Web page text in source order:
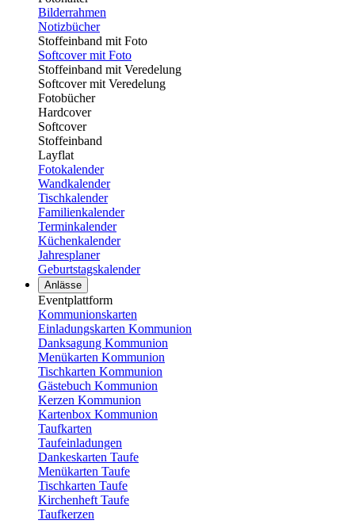
Bilderrahmen
Notizbücher
Stoffeinband mit Foto
Softcover mit Foto
Stoffeinband mit Veredelung
Softcover mit Veredelung
Fotobücher
Hardcover
Softcover
Stoffeinband
Layflat
Fotokalender
Wandkalender
Tischkalender
Familienkalender
Terminkalender
Küchenkalender
Jahresplaner
Geburtstagskalender
Anlässe
Eventplattform
Kommunionskarten
Einladungskarten Kommunion
Danksagung Kommunion
Menükarten Kommunion
Tischkarten Kommunion
Gästebuch Kommunion
Kerzen Kommunion
Kartenbox Kommunion
Taufkarten
Taufeinladungen
Dankeskarten Taufe
Menükarten Taufe
Tischkarten Taufe
Kirchenheft Taufe
Taufkerzen